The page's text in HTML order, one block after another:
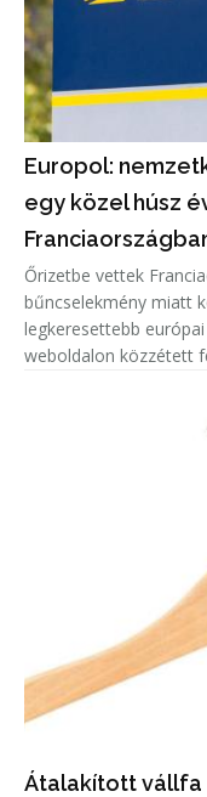
Europol:
egy közel húsz
Őrizetbe vettek
bűncselekmény miatt
legkeresettebb
weboldalon közzétett
Átalakított vállfa